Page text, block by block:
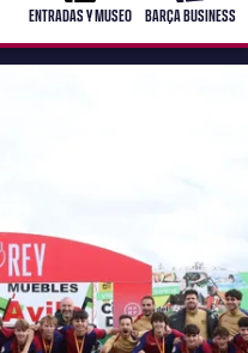
ENTRADAS Y MUSEO BARÇA BUSINESS